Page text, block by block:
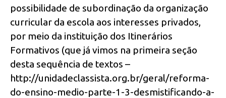
possibilidade de subordinação da organização
curricular da escola aos interesses privados,
por meio da instituição dos Itinerários
Formativos (que já vimos na primeira seção
desta sequência de textos –
http://unidadeclassista.org.br/geral/reforma-
do-ensino-medio-parte-1-3-desmistificando-a-